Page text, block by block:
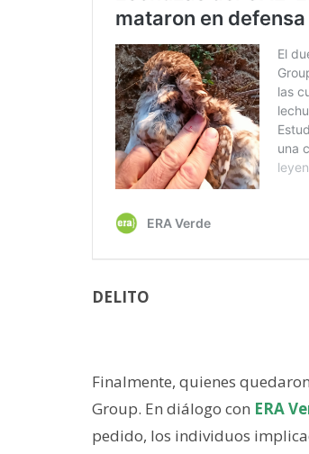
DELITO
Finalmente, quienes
Group. En diálogo con ERA
pedido, los individuos